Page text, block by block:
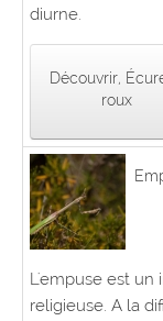
diurne.
Découvrir,
roux
L'empuse est un
religieuse. A la